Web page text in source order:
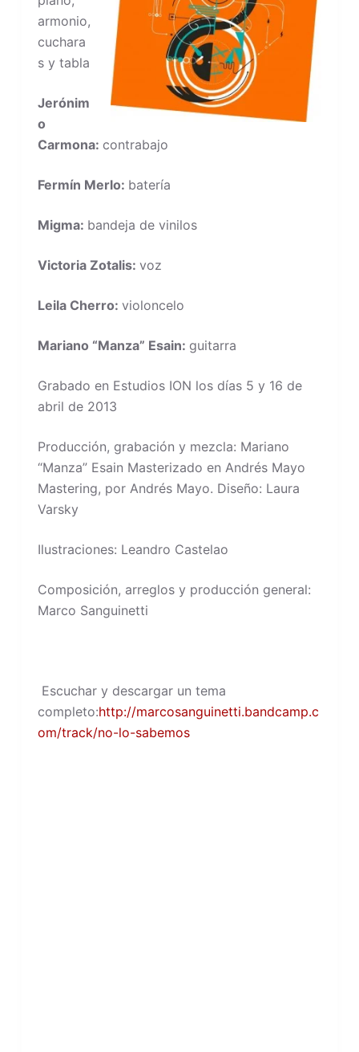
armonio,
cuchara
s y tabla
Jerónim
o
Carmona: contrabajo
Fermín Merlo: batería
Migma: bandeja de vinilos
Victoria Zotalis: voz
Leila Cherro: violoncelo
Mariano “Manza” Esain: guitarra
Grabado en Estudios ION los días 5 y 16 de
abril de 2013
Producción, grabación y mezcla: Mariano
“Manza” Esain Masterizado en Andrés Mayo
Mastering, por Andrés Mayo. Diseño: Laura
Varsky
Ilustraciones: Leandro Castelao
Composición, arreglos y producción general:
Marco Sanguinetti
Escuchar y descargar un tema
completo:http://marcosanguinetti.bandcamp.c
om/track/no-lo-sabemos